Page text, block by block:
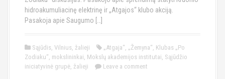
hidroakumuliacinę elektrinę ir „Atgajos“ klubo akciją.
Pasakoja apie Saugumo […]
Sąjūdis, Vilnius, žalieji „Atgaja“, „Žemyna“, Klubas „Po
Zodiaku“, mokslininkai, Mokslų akademijos institutai, Sąjūdžio
iniciatyvinė grupė, žalieji Leave a comment